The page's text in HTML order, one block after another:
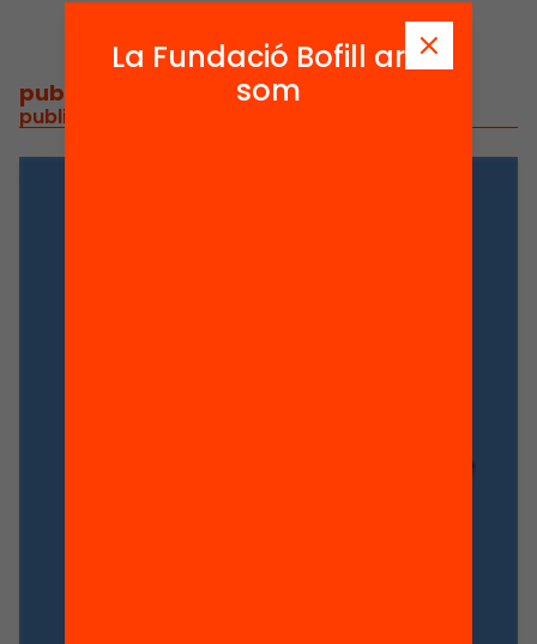
publicacions i vídeos/
publicacions i vídeos relacionats
La Fundació Bofill ara
som